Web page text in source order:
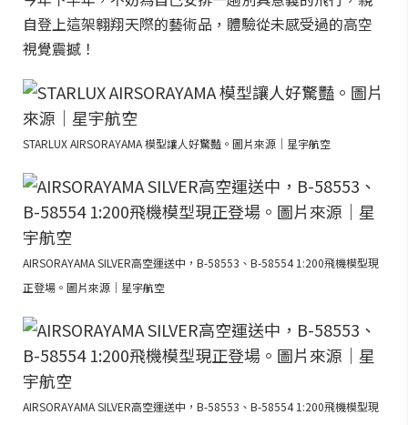
自登上這架翱翔天際的藝術品，體驗從未感受過的高空
視覺震撼！
STARLUX AIRSORAYAMA 模型讓人好驚豔。圖片來源｜星宇航空
AIRSORAYAMA SILVER高空運送中，B-58553、B-58554 1:200飛機模型現
正登場。圖片來源｜星宇航空
AIRSORAYAMA SILVER高空運送中，B-58553、B-58554 1:200飛機模型現